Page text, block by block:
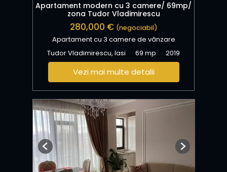
Apartament modern cu 3 camere/ 69mp/
zona Tudor Vladimirescu
280,000 € (negociabil)
Apartament cu 3 camere de vânzare
Tudor Vladimirescu, Iasi
69 mp 2019
Vezi mai multe detalii
Previous Next